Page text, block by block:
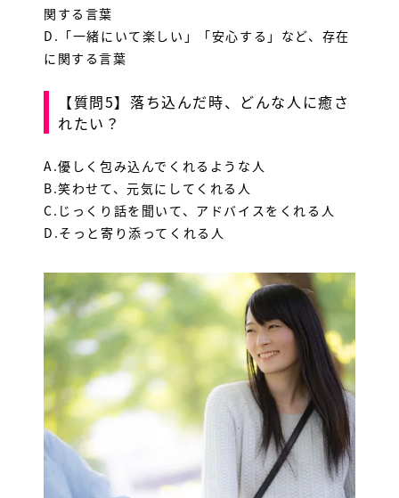
関する言葉
D.「一緒にいて楽しい」「安心する」など、存在
に関する言葉
【質問5】落ち込んだ時、どんな人に癒さ
れたい？
A.優しく包み込んでくれるような人
B.笑わせて、元気にしてくれる人
C.じっくり話を聞いて、アドバイスをくれる人
D.そっと寄り添ってくれる人